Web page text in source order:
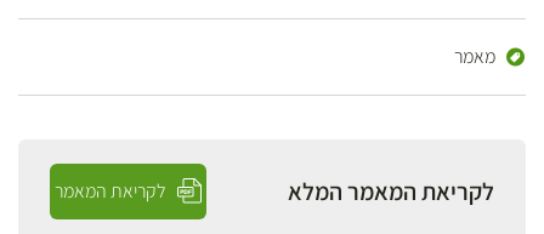
מאמר
לקריאת המאמר המלא לקריאת המאמר